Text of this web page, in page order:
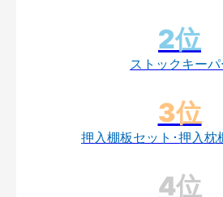
ストックキーパ
押入棚板セット･押入枕